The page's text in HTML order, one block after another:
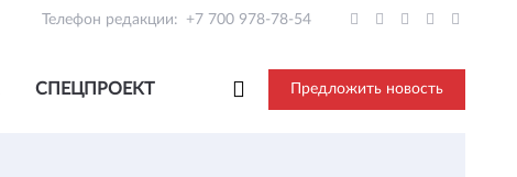
Телефон редакции: +7 700 978-78-54
СПЕЦПРОЕКТ Предложить новость